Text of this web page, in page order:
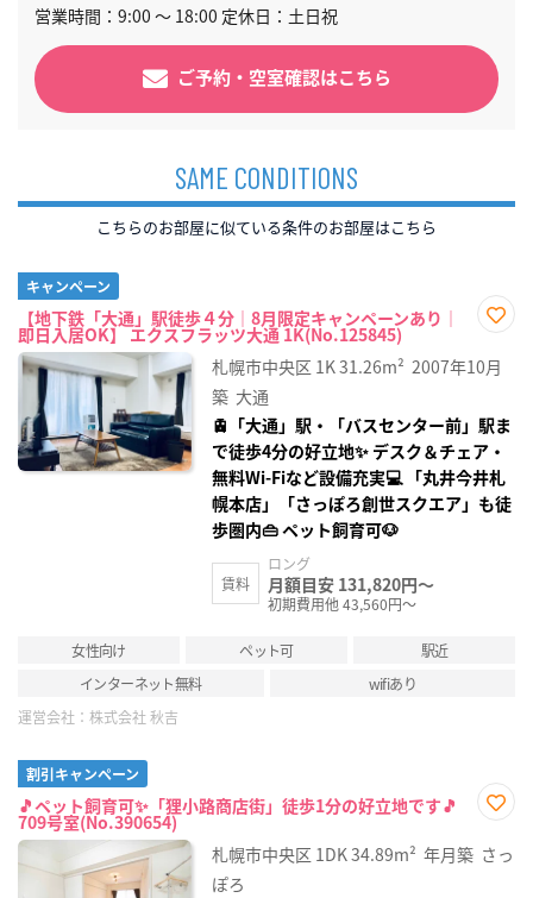
営業時間：9:00 〜 18:00 定休日：土日祝
ご予約・空室確認はこちら
SAME CONDITIONS
こちらのお部屋に似ている条件のお部屋はこちら
キャンペーン
【地下鉄「大通」駅徒歩４分｜8月限定キャンペーンあり｜
即日入居OK】 エクスフラッツ大通 1K(No.125845)
に入
り登
札幌市中央区 1K31.26m² 2007年10月
築 大通
🚊「大通」駅・「バスセンター前」駅ま
で徒歩4分の好立地✨ デスク＆チェア・
無料Wi‑Fiなど設備充実💻 「丸井今井札
幌本店」「さっぽろ創世スクエア」も徒
歩圏内👜 ペット飼育可🐶
賃料
ロング
月額目安 131,820円～
初期費用他 43,560円～
女性向け ペット可
駅近
インターネット無料
wifiあり
運営会社： 株式会社 秋吉
割引キャンペーン
🎵ペット飼育可✨「狸小路商店街」徒歩1分の好立地です🎵
709号室(No.390654)
に入
り登
札幌市中央区 1DK34.89m² 年月築 さっ
ぽろ